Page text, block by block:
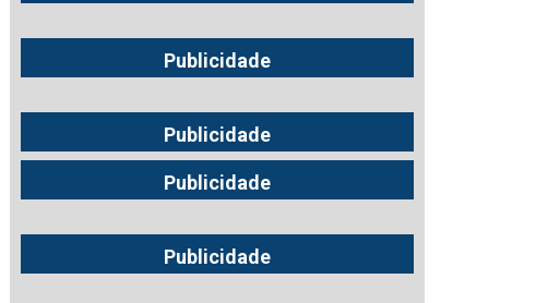
Publicidade
Publicidade
Publicidade
Publicidade